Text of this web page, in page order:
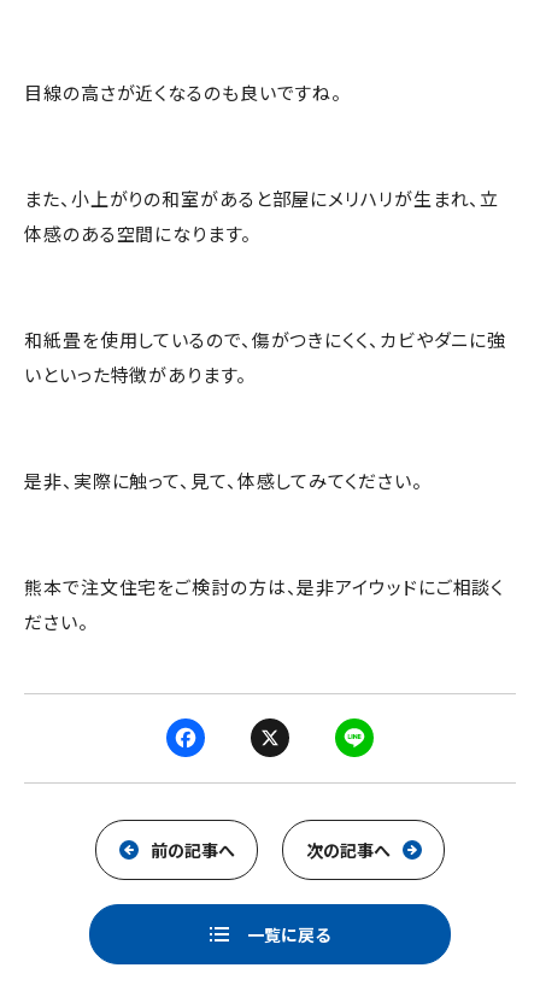
目線の高さが近くなるのも良いですね。
また、小上がりの和室があると部屋にメリハリが生まれ、立
体感のある空間になります。
和紙畳を使用しているので、傷がつきにくく、カビやダニに強
いといった特徴があります。
是非、実際に触って、見て、体感してみてください。
熊本で注文住宅をご検討の方は、是非アイウッドにご相談く
ださい。
F
a
c
e
b
o
o
X
i
n
e
前の記事へ 次の記事へ
一覧に戻る